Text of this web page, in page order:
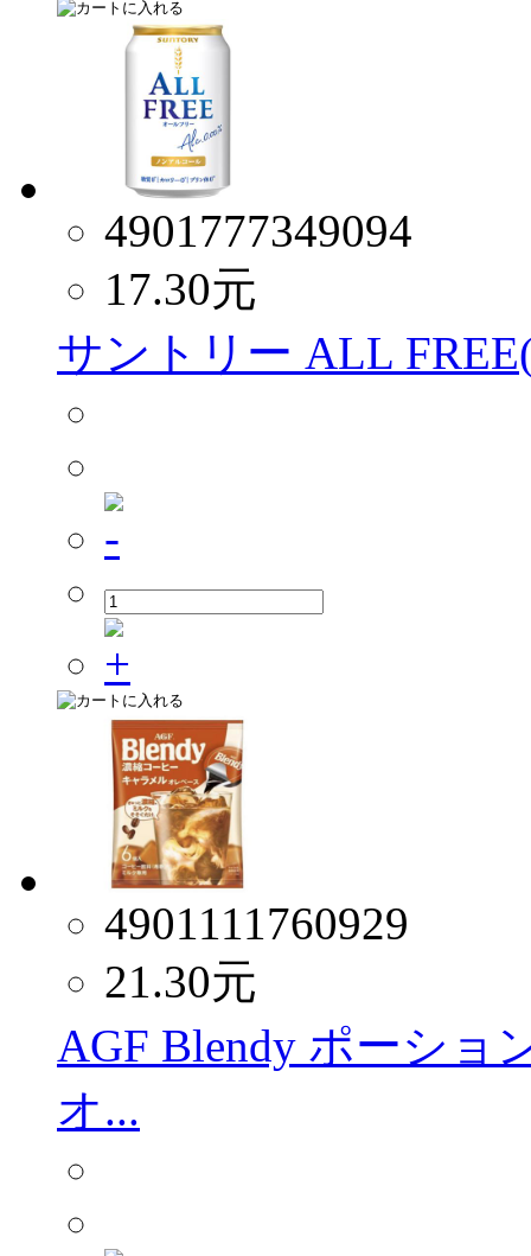
4901777349094
17.30元
サントリー ALL
4901111760929
21.30元
AGF Blendy ポーショ
オ...